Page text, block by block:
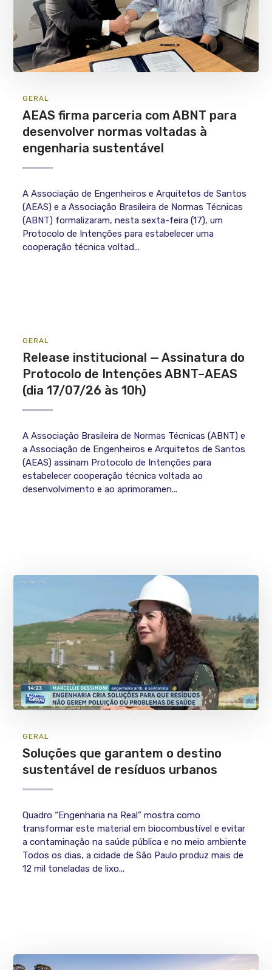
GERAL
AEAS firma parceria com ABNT para
desenvolver normas voltadas à
engenharia sustentável
A Associação de Engenheiros e Arquitetos de Santos
(AEAS) e a Associação Brasileira de Normas Técnicas
(ABNT) formalizaram, nesta sexta-feira (17), um
Protocolo de Intenções para estabelecer uma
cooperação técnica voltad...
GERAL
Release institucional — Assinatura do
Protocolo de Intenções ABNT–AEAS
(dia 17/07/26 às 10h)
A Associação Brasileira de Normas Técnicas (ABNT) e
a Associação de Engenheiros e Arquitetos de Santos
(AEAS) assinam Protocolo de Intenções para
estabelecer cooperação técnica voltada ao
desenvolvimento e ao aprimoramen...
GERAL
Soluções que garantem o destino
sustentável de resíduos urbanos
Quadro “Engenharia na Real” mostra como
transformar este material em biocombustível e evitar
a contaminação na saúde pública e no meio ambiente
Todos os dias, a cidade de São Paulo produz mais de
12 mil toneladas de lixo...